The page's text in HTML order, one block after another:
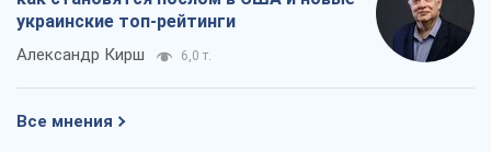
украинские топ-рейтинги
Александр Кирш 6,0 т.
Все мнения